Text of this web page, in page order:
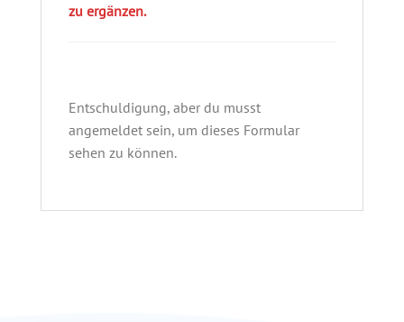
zu ergänzen.
Entschuldigung, aber du musst
angemeldet sein, um dieses Formular
sehen zu können.